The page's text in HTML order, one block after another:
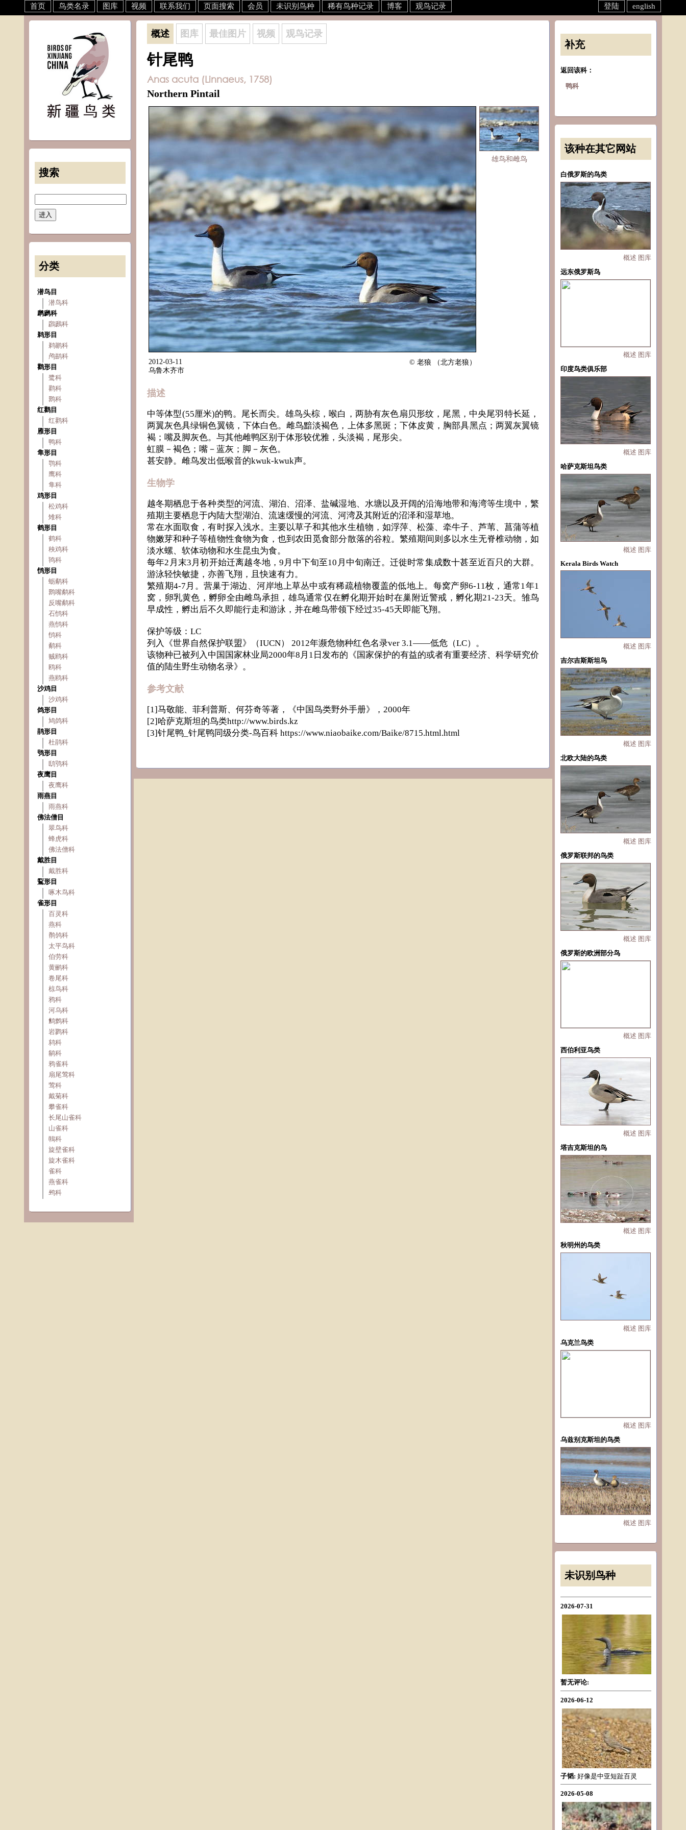
首页 鸟类名录 图库 视频 联系我们 页面搜索 会员 未识别鸟种 稀有鸟种记录 博客 观鸟记录 english
登陆
搜索
分类
潜鸟目
潜鸟科
䴙䴘科
鸊鷉科
鹈形目
鹈鹕科
鸬鹚科
鹳形目
鹭科
鹳科
鹮科
红鹳目
红鹳科
雁形目
鸭科
隼形目
鹗科
鹰科
隼科
鸡形目
松鸡科
雉科
鹤形目
鹤科
秧鸡科
鸨科
鸻形目
蛎鹬科
鹮嘴鹬科
反嘴鹬科
石鸻科
燕鸻科
鸻科
鹬科
贼鸥科
鸥科
燕鸥科
沙鸡目
沙鸡科
鸽形目
鸠鸽科
鹃形目
杜鹃科
鸮形目
鸱鸮科
夜鹰目
夜鹰科
雨燕目
雨燕科
佛法僧目
翠鸟科
蜂虎科
佛法僧科
戴胜目
戴胜科
鴷形目
啄木鸟科
雀形目
百灵科
燕科
鹡鸰科
太平鸟科
伯劳科
黄鹂科
卷尾科
椋鸟科
鸦科
河乌科
鹪鹩科
岩鹨科
鸫科
鹟科
鸦雀科
扇尾莺科
莺科
戴菊科
攀雀科
长尾山雀科
山雀科
鳾科
旋壁雀科
旋木雀科
雀科
燕雀科
鹀科
概述 图库 最佳图片 视频 观鸟记录
针尾鸭
Anas acuta (Linnaeus, 1758)
Northern Pintail
雄鸟和雌鸟
2012-03-11
乌鲁木齐市
© 老狼 （北方老狼）
描述
中等体型(55厘米)的鸭。尾长而尖。雄鸟头棕，喉白，两胁有灰色扇贝形纹，尾黑，中央尾羽特长延，
两翼灰色具绿铜色翼镜，下体白色。雌鸟黯淡褐色，上体多黑斑；下体皮黄，胸部具黑点；两翼灰翼镜
褐；嘴及脚灰色。与其他雌鸭区别于体形较优雅，头淡褐，尾形尖。
虹膜－褐色；嘴－蓝灰；脚－灰色。
甚安静。雌鸟发出低喉音的kwuk-kwuk声。
生物学
越冬期栖息于各种类型的河流、湖泊、沼泽、盐碱湿地、水塘以及开阔的沿海地带和海湾等生境中，繁
殖期主要栖息于内陆大型湖泊、流速缓慢的河流、河湾及其附近的沼泽和湿草地。
常在水面取食，有时探入浅水。主要以草子和其他水生植物，如浮萍、松藻、牵牛子、芦苇、菖蒲等植
物嫩芽和种子等植物性食物为食，也到农田觅食部分散落的谷粒。繁殖期间则多以水生无脊椎动物，如
淡水螺、软体动物和水生昆虫为食。
每年2月末3月初开始迁离越冬地，9月中下旬至10月中旬南迁。迁徙时常集成数十甚至近百只的大群。
游泳轻快敏捷，亦善飞翔，且快速有力。
繁殖期4-7月。营巢于湖边、河岸地上草丛中或有稀疏植物覆盖的低地上。每窝产卵6-11枚，通常1年1
窝，卵乳黄色，孵卵全由雌鸟承担，雄鸟通常仅在孵化期开始时在巢附近警戒，孵化期21-23天。雏鸟
早成性，孵出后不久即能行走和游泳，并在雌鸟带领下经过35-45天即能飞翔。
保护等级：LC
列入《世界自然保护联盟》（IUCN） 2012年濒危物种红色名录ver 3.1——低危（LC）。
该物种已被列入中国国家林业局2000年8月1日发布的《国家保护的有益的或者有重要经济、科学研究价
值的陆生野生动物名录》。
参考文献
[1]马敬能、菲利普斯、何芬奇等著，《中国鸟类野外手册》，2000年
[2]哈萨克斯坦的鸟类http://www.birds.kz
[3]针尾鸭_针尾鸭同级分类-鸟百科 https://www.niaobaike.com/Baike/8715.html.html
补充
返回该科：
鸭科
该种在其它网站
白俄罗斯的鸟类
概述 图库
远东俄罗斯鸟
概述 图库
印度鸟类俱乐部
概述 图库
哈萨克斯坦鸟类
概述 图库
Kerala Birds Watch
概述 图库
吉尔吉斯斯坦鸟
概述 图库
北欧大陆的鸟类
概述 图库
俄罗斯联邦的鸟类
概述 图库
俄罗斯的欧洲部分鸟
概述 图库
西伯利亚鸟类
概述 图库
塔吉克斯坦的鸟
概述 图库
秋明州的鸟类
概述 图库
乌克兰鸟类
概述 图库
乌兹别克斯坦的鸟类
概述 图库
未识别鸟种
2026-07-31
暂无评论:
2026-06-12
子韬: 好像是中亚短趾百灵
2026-05-08